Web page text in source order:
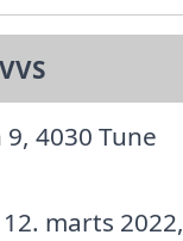
4030 Tune
marts 2022,